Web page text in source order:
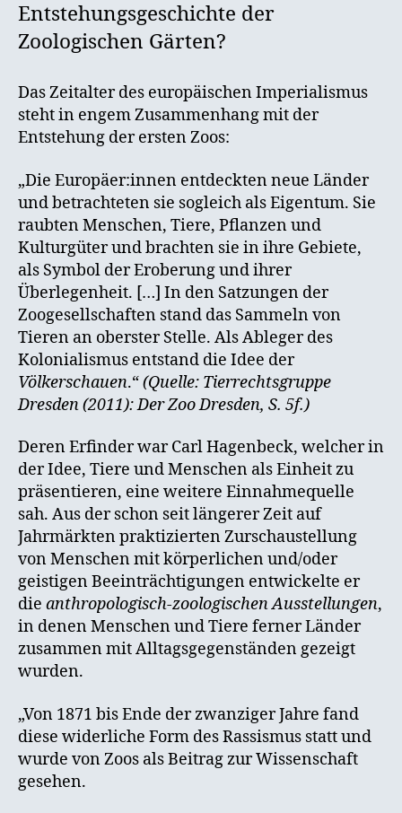
Entstehungsgeschichte der
Zoologischen Gärten?
Das Zeitalter des europäischen Imperialismus
steht in engem Zusammenhang mit der
Entstehung der ersten Zoos:
„Die Europäer:innen entdeckten neue Länder
und betrachteten sie sogleich als Eigentum. Sie
raubten Menschen, Tiere, Pflanzen und
Kulturgüter und brachten sie in ihre Gebiete,
als Symbol der Eroberung und ihrer
Überlegenheit. […] In den Satzungen der
Zoogesellschaften stand das Sammeln von
Tieren an oberster Stelle. Als Ableger des
Kolonialismus entstand die Idee der
Völkerschauen.“(Quelle: Tierrechtsgruppe
Dresden (2011): Der Zoo Dresden, S. 5f.)
Deren Erfinder war Carl Hagenbeck, welcher in
der Idee, Tiere und Menschen als Einheit zu
präsentieren, eine weitere Einnahmequelle
sah. Aus der schon seit längerer Zeit auf
Jahrmärkten praktizierten Zurschaustellung
von Menschen mit körperlichen und/oder
geistigen Beeinträchtigungen entwickelte er
die anthropologisch-zoologischen Ausstellungen,
in denen Menschen und Tiere ferner Länder
zusammen mit Alltagsgegenständen gezeigt
wurden.
„Von 1871 bis Ende der zwanziger Jahre fand
diese widerliche Form des Rassismus statt und
wurde von Zoos als Beitrag zur Wissenschaft
gesehen.